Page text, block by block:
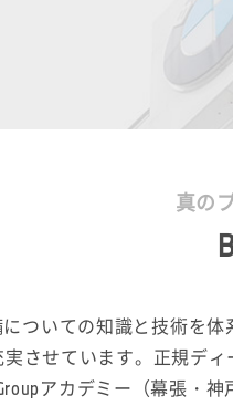
真の
についての知識と技術を
させています。正規デ
アカデミー（幕張・